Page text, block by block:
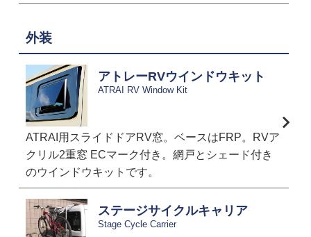
外装
アトレーRVウインドウキット
ATRAI RV Window Kit
ATRAI用スライドドアRV窓。ベースはFRP。RVア
クリル2重窓 ECマーク付き。網戸とシェード付き
のウインドウキットです。
ステージサイクルキャリア
Stage Cycle Carrier